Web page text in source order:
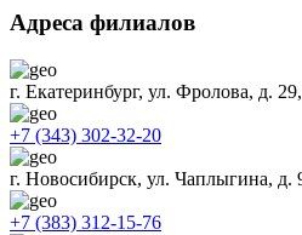
Адреса филиалов
г. Екатеринбург, ул. Фролова, д.
+7 (343) 302-32-20
г. Новосибирск, ул. Чаплыгина, д.
+7 (383) 312-15-76